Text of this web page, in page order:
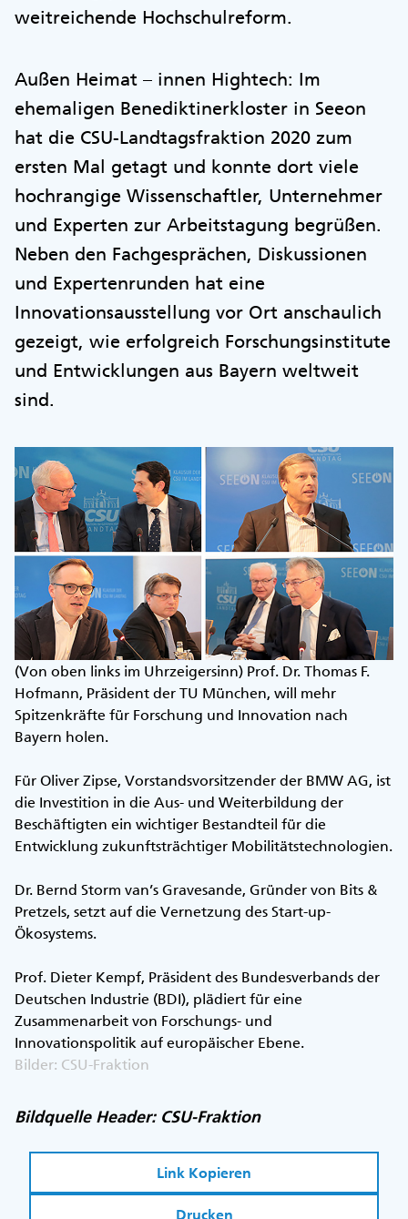
weitreichende Hochschulreform.
Außen Heimat – innen Hightech: Im
ehemaligen Benediktinerkloster in Seeon
hat die CSU-Landtagsfraktion 2020 zum
ersten Mal getagt und konnte dort viele
hochrangige Wissenschaftler, Unternehmer
und Experten zur Arbeitstagung begrüßen.
Neben den Fachgesprächen, Diskussionen
und Expertenrunden hat eine
Innovationsausstellung vor Ort anschaulich
gezeigt, wie erfolgreich Forschungsinstitute
und Entwicklungen aus Bayern weltweit
sind.
(Von oben links im Uhrzeigersinn) Prof. Dr. Thomas F.
Hofmann, Präsident der TU München, will mehr
Spitzenkräfte für Forschung und Innovation nach
Bayern holen.
Für Oliver Zipse, Vorstandsvorsitzender der BMW AG, ist
die Investition in die Aus- und Weiterbildung der
Beschäftigten ein wichtiger Bestandteil für die
Entwicklung zukunftsträchtiger Mobilitätstechnologien.
Dr. Bernd Storm van’s Gravesande, Gründer von Bits &
Pretzels, setzt auf die Vernetzung des Start-up-
Ökosystems.
Prof. Dieter Kempf, Präsident des Bundesverbands der
Deutschen Industrie (BDI), plädiert für eine
Zusammenarbeit von Forschungs- und
Innovationspolitik auf europäischer Ebene.
Bilder: CSU-Fraktion
Bildquelle Header: CSU-Fraktion
Link Kopieren
Drucken